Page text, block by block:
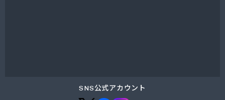
SNS公式アカウント